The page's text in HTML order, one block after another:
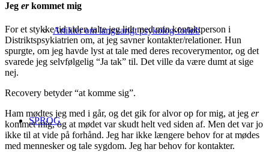
Artikler om langvarigt psykolog-forløb
SPROG
Jeg erkommet mig
For et stykke tid siden talte jeg lidt med min kontaktperson i
Distriktspsykiatrien om, at jeg savner kontakter/relationer. Hun
spurgte, om jeg havde lyst at tale med deres recoverymentor, og det
svarede jeg selvfølgelig “Ja tak” til. Det ville da være dumt at sige
nej.
Recovery betyder “at komme sig”.
Ham mødtes jeg med i går, og det gik for alvor op for mig, at jeg er
kommet mig, og at mødet var skudt helt ved siden af. Men det var jo
ikke til at vide på forhånd. Jeg har ikke længere behov for at mødes
med mennesker og tale sygdom. Jeg har behov for kontakter.